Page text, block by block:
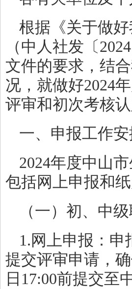
根据《关于做
（中人社发〔
文件的要求，结
况，就做好2024
评审和初次考核
一、申报工作
2024年度中山
包括网上申报和
（一）初、中
1.网上申报：
提交评审申请，
日17:00前提交至